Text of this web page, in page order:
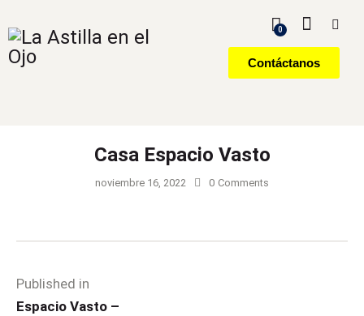
0
Contáctanos
Casa Espacio Vasto
noviembre 16, 2022 0 Comments
Published in
Espacio Vasto –